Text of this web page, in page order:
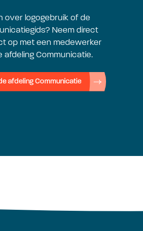
over logogebruik of de
Neem direct
op met een medewerker
afdeling Communicatie.
afdeling Communicatie